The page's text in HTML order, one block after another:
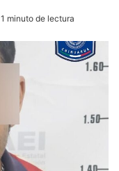
1 minuto de lectura